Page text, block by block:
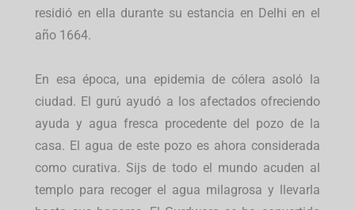
residió en ella durante su estancia en Delhi en el
año 1664.
En esa época, una epidemia de cólera asoló la
ciudad. El gurú ayudó a los afectados ofreciendo
ayuda y agua fresca procedente del pozo de la
casa. El agua de este pozo es ahora considerada
como curativa. Sijs de todo el mundo acuden al
templo para recoger el agua milagrosa y llevarla